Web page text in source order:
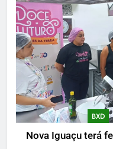
BXD
Nova Iguaçu terá